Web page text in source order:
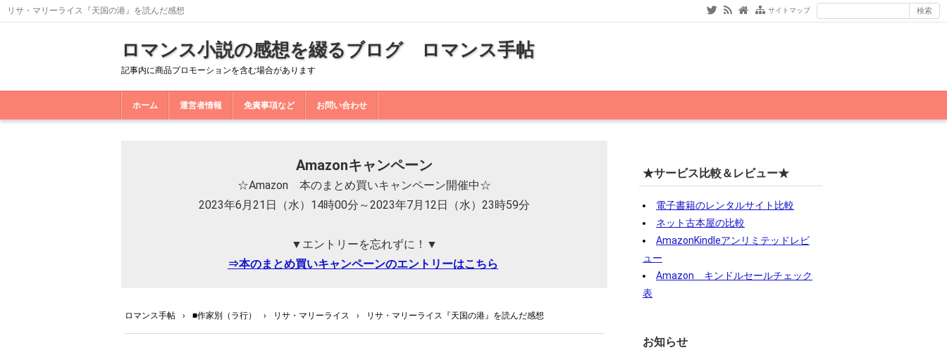
リサ・マリーライス『天国の港』を読んだ感想 サイトマップ
ロマンス小説の感想を綴るブログ ロマンス手帖
記事内に商品プロモーションを含む場合があります
ホーム 運営者情報 免責事項など お問い合わせ
Amazonキャンペーン
☆Amazon 本のまとめ買いキャンペーン開催中☆
2023年6月21日（水）14時00分～2023年7月12日（水）23時59分
▼エントリーを忘れずに！▼
⇒本のまとめ買いキャンペーンのエントリーはこちら
ロマンス手帖 › ■作家別（ラ行） › リサ・マリーライス › リサ・マリーライス『天国の港』を読んだ感想
★サービス比較＆レビュー★
電子書籍のレンタルサイト比較
ネット古本屋の比較
AmazonKindleアンリミテッドレビ
ュー
Amazon キンドルセールチェック
表
お知らせ